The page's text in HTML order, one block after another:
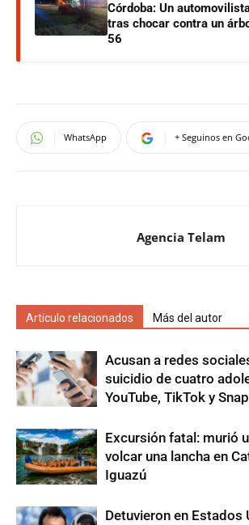
Córdoba: Un
tras chocar contra un
56
WhatsApp + Seguinos en
Agencia Telam
Artículo relacionados Más del autor
Acusan a redes
suicidio de cuatro
YouTube, TikTok y
Excursión fatal: murió
volcar una lancha en
Iguazú
Detuvieron en Estados